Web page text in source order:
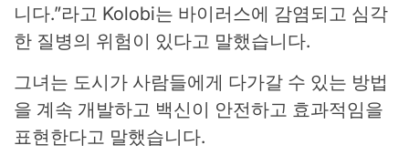
니다.”라고 Kolobi는 바이러스에 감염되고 심각
한 질병의 위험이 있다고 말했습니다.
그녀는 도시가 사람들에게 다가갈 수 있는 방법
을 계속 개발하고 백신이 안전하고 효과적임을
표현한다고 말했습니다.